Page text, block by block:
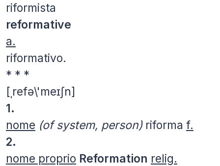
riformista
reformative
a.
riformativo.
* * *
[ˌrefə\'meɪʃn]
1.
nome (of system, person)riforma f.
2.
nome proprio Reformation relig.